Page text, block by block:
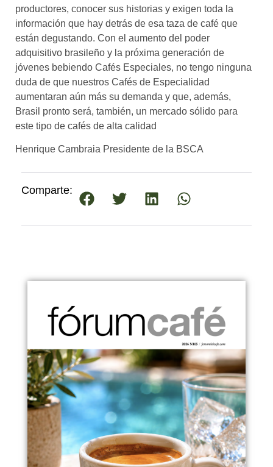
productores, conocer sus historias y exigen toda la
información que hay detrás de esa taza de café que
están degustando. Con el aumento del poder
adquisitivo brasileño y la próxima generación de
jóvenes bebiendo Cafés Especiales, no tengo ninguna
duda de que nuestros Cafés de Especialidad
aumentaran aún más su demanda y que, además,
Brasil pronto será, también, un mercado sólido para
este tipo de cafés de alta calidad
Henrique Cambraia Presidente de la BSCA
Comparte: